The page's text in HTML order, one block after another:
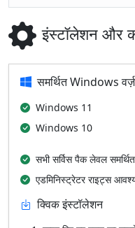
इंस्टॉलेशन और
समर्थित Windows
Windows 11
Windows 10
सभी सर्विस पैक लेवल समर्थित
एडमिनिस्ट्रेटर राइट्स
क्विक इंस्टॉलेशन